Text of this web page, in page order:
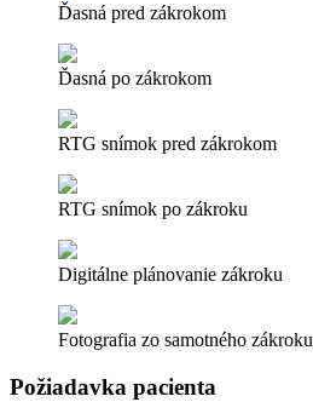
Ďasná pred zákrokom
Ďasná po zákrokom
RTG snímok pred zákrokom
RTG snímok po zákroku
Digitálne plánovanie zákroku
Fotografia zo samotného zákroku
Požiadavka pacienta